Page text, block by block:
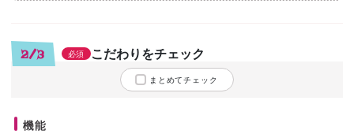
2/3 必須 こだわりをチェック
まとめてチェック
機能